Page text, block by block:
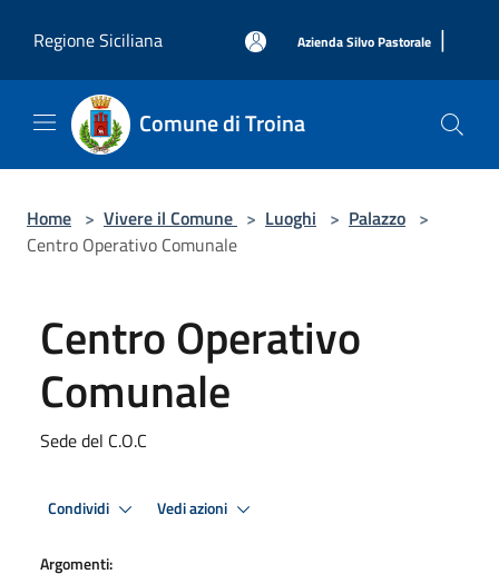
Regione Siciliana
Azienda Silvo Pastorale |
Comune di Troina
Home > Vivere il Comune > Luoghi > Palazzo >
Centro Operativo Comunale
Centro Operativo
Comunale
Sede del C.O.C
Condividi Vedi azioni
Argomenti: